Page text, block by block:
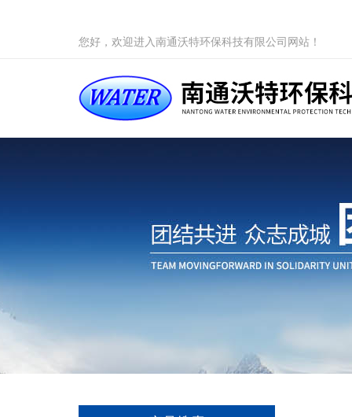
您好，欢迎进入南通沃特环保科技有限公司网站！